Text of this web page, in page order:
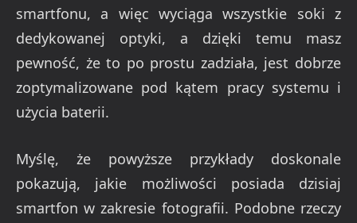
smartfonu, a więc wyciąga wszystkie soki z
dedykowanej optyki, a dzięki temu masz
pewność, że to po prostu zadziała, jest dobrze
zoptymalizowane pod kątem pracy systemu i
użycia baterii.
Myślę, że powyższe przykłady doskonale
pokazują, jakie możliwości posiada dzisiaj
smartfon w zakresie fotografii. Podobne rzeczy